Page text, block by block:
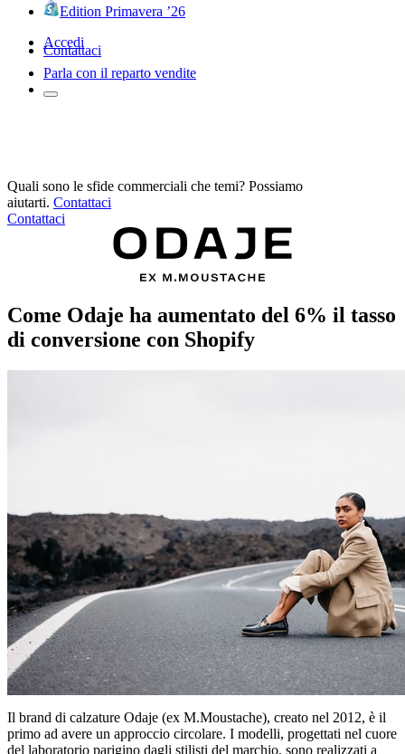
Edition Primavera ’26
Accedi
Contattaci
Parla con il reparto vendite
Quali sono le sfide commerciali che temi? Possiamo
aiutarti. Contattaci
Contattaci
Come Odaje ha aumentato del 6% il tasso
di conversione con Shopify
Il brand di calzature Odaje (ex M.Moustache), creato nel 2012, è il
primo ad avere un approccio circolare. I modelli, progettati nel cuore
del laboratorio parigino dagli stilisti del marchio, sono realizzati a